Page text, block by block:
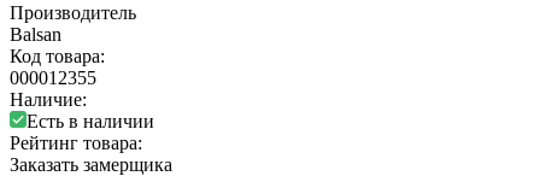
Производитель
Balsan
Код товара:
000012355
Наличие:
Есть в наличии
Рейтинг товара:
Заказать замерщика